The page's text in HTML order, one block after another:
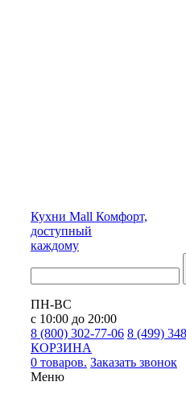
Кухни Mall Комфорт,
доступный
каждому
ПН-ВС
с 10:00 до 20:00
8 (800) 302-77-06 8 (499)
КОРЗИНА
0 товаров. Заказать звонок
Меню